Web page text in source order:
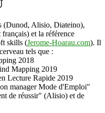
(Dunod, Alisio, Diateino),
et la référence
skills (Jerome-Hoarau.com). Il
tels que :
2018
Mapping 2019
Lecture Rapide 2019
manager Mode d'Emploi"
de réussir" (Alisio) et de